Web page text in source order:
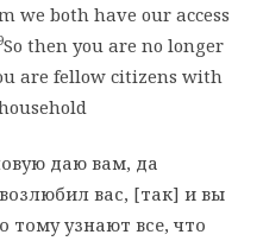
we both have our access
So then you are no longer
are fellow citizens with
даю вам, да
вас, [так] и вы
тому узнают все, что